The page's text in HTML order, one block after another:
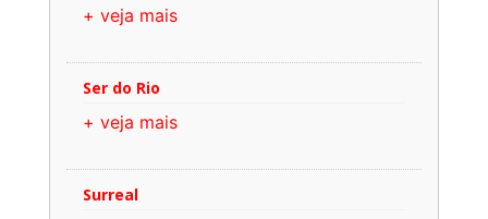
+ veja mais
Ser do Rio
+ veja mais
Surreal